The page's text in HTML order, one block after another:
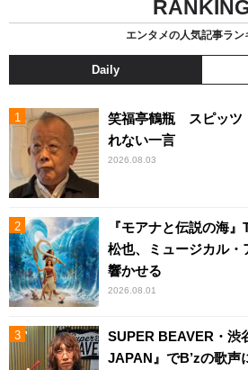
エンタメの人気記事ラン
Daily
笑福亭鶴瓶 スピッツ
れない一言
2026.08.03
『モアナと伝説の海
松也、ミュージカル
響かせる
2026.08.01
SUPER BEAVER・渋
JAPAN』でB’zの歌声